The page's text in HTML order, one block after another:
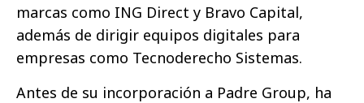
marcas como ING Direct y Bravo Capital,
además de dirigir equipos digitales para
empresas como Tecnoderecho Sistemas.
Antes de su incorporación a Padre Group, ha